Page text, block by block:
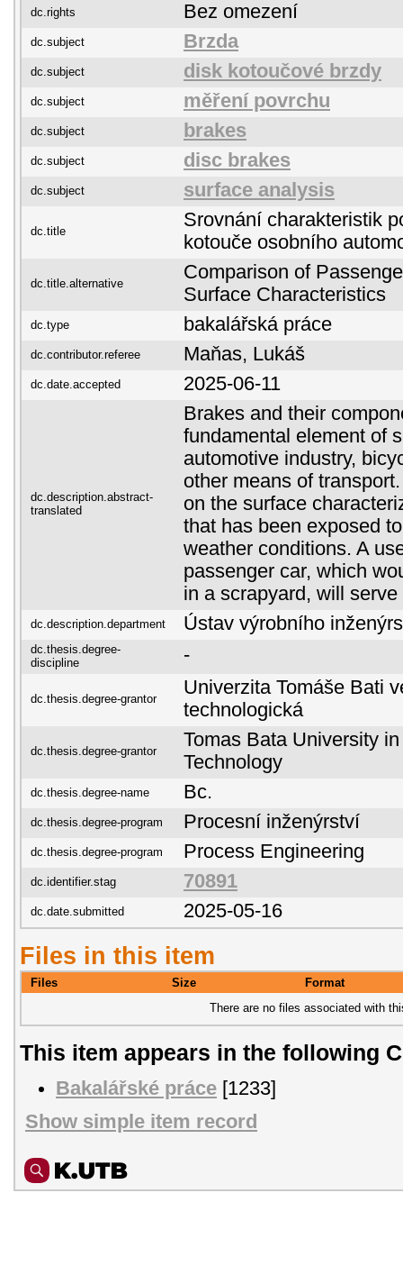
dc.rights Bez omezení
dc.subject Brzda
dc.subject disk kotoučové brzdy
dc.subject měření povrchu
dc.subject brakes
dc.subject disc brakes
dc.subject surface analysis
dc.title
Srovnání charakteristik
kotouče osobního
dc.title.alternative
Comparison of
Surface Characteristics
dc.type bakalářská práce
dc.contributor.referee Maňas, Lukáš
dc.date.accepted 2025-06-11
dc.description.abstract-
translated
Brakes and their
fundamental element of
automotive industry,
other means of
on the surface
that has been exposed
weather conditions. A
passenger car, which
in a scrapyard, will
dc.description.department Ústav výrobního
dc.thesis.degree-
discipline
-
dc.thesis.degree-grantor
Univerzita Tomáše Bati
technologická
dc.thesis.degree-grantor
Tomas Bata University
Technology
dc.thesis.degree-name Bc.
dc.thesis.degree-program Procesní inženýrství
dc.thesis.degree-program Process Engineering
dc.identifier.stag 70891
dc.date.submitted 2025-05-16
Files in this item
Files Size
Format
There are no files associated with
This item appears in the following
Bakalářské práce [1233]
Show simple item record